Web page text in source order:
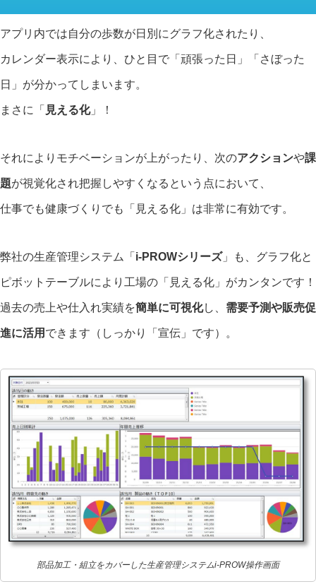
アプリ内では自分の歩数が日別にグラフ化されたり、
カレンダー表示により、ひと目で「頑張った日」「さぼった
日」が分かってしまいます。
まさに「 見える化」！
それによりモチベーションが上がったり、次のアクションや課
題が視覚化され把握しやすくなるという点において、
仕事でも健康づくりでも「見える化」は非常に有効です。
弊社の生産管理システム「 i-PROWシリーズ」も、グラフ化と
ピボットテーブルにより工場の「見える化」がカンタンです！
過去の売上や仕入れ実績を簡単に可視化し、 需要予測や販売促
進に活用 できます（しっかり「宣伝」です）。
部品加工・組立をカバーした生産管理システムi-PROW操作画面